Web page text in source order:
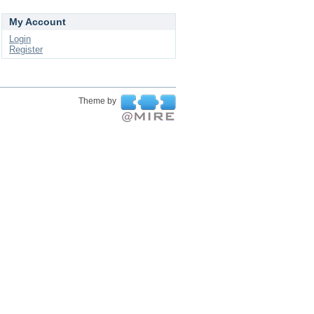
My Account
Login
Register
Theme by